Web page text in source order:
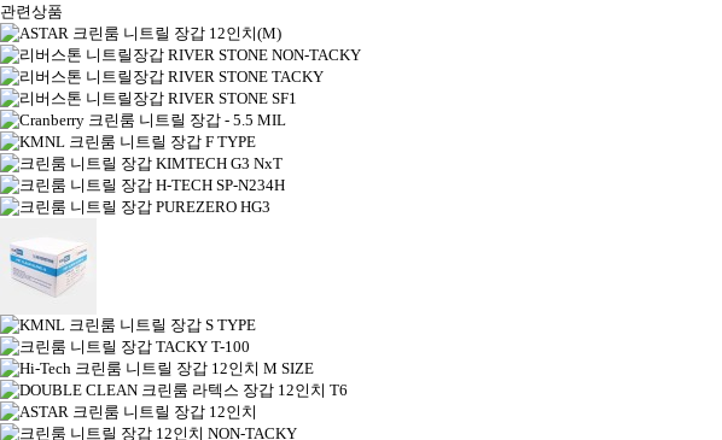
관련상품